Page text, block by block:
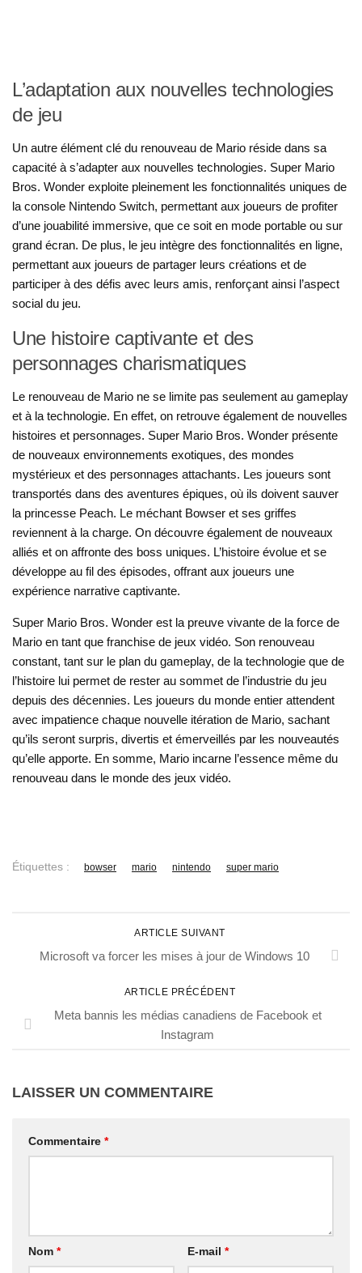
L’adaptation aux nouvelles technologies
de jeu
Un autre élément clé du renouveau de Mario réside dans sa
capacité à s’adapter aux nouvelles technologies. Super Mario
Bros. Wonder exploite pleinement les fonctionnalités uniques de
la console Nintendo Switch, permettant aux joueurs de profiter
d’une jouabilité immersive, que ce soit en mode portable ou sur
grand écran. De plus, le jeu intègre des fonctionnalités en ligne,
permettant aux joueurs de partager leurs créations et de
participer à des défis avec leurs amis, renforçant ainsi l’aspect
social du jeu.
Une histoire captivante et des
personnages charismatiques
Le renouveau de Mario ne se limite pas seulement au gameplay
et à la technologie. En effet, on retrouve également de nouvelles
histoires et personnages. Super Mario Bros. Wonder présente
de nouveaux environnements exotiques, des mondes
mystérieux et des personnages attachants. Les joueurs sont
transportés dans des aventures épiques, où ils doivent sauver
la princesse Peach. Le méchant Bowser et ses griffes
reviennent à la charge. On découvre également de nouveaux
alliés et on affronte des boss uniques. L’histoire évolue et se
développe au fil des épisodes, offrant aux joueurs une
expérience narrative captivante.
Super Mario Bros. Wonder est la preuve vivante de la force de
Mario en tant que franchise de jeux vidéo. Son renouveau
constant, tant sur le plan du gameplay, de la technologie que de
l’histoire lui permet de rester au sommet de l’industrie du jeu
depuis des décennies. Les joueurs du monde entier attendent
avec impatience chaque nouvelle itération de Mario, sachant
qu’ils seront surpris, divertis et émerveillés par les nouveautés
qu’elle apporte. En somme, Mario incarne l’essence même du
renouveau dans le monde des jeux vidéo.
Étiquettes : bowser mario nintendo super mario
ARTICLE SUIVANT
Microsoft va forcer les mises à jour de Windows 10
ARTICLE PRÉCÉDENT
Meta bannis les médias canadiens de Facebook et
Instagram
LAISSER UN COMMENTAIRE
Commentaire *
Nom * E-mail *